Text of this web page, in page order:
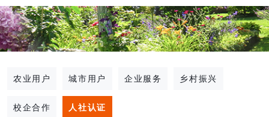
农业用户 城市用户 企业服务 乡村振兴
校企合作 人社认证